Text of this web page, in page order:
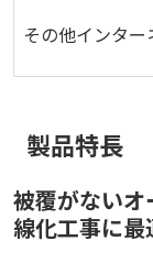
その他インタ
製品特長
被覆がない
線化工事に最